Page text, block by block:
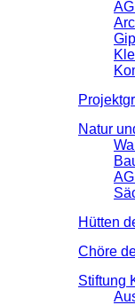
Natur
Hütten
Chöre
Stiftung